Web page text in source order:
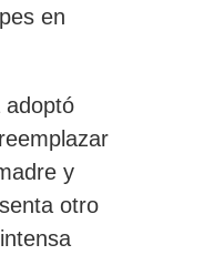
en
adoptó
y
otro